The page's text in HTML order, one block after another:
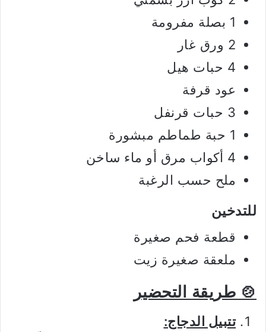
1 بصلة مفرومة
2 ورق غار
4 حبات هيل
عود قرفة
3 حبات قرنفل
1 حبة طماطم مبشورة
4 أكواب مرق أو ماء ساخن
ملح حسب الرغبة
للتدخين
قطعة فحم صغيرة
ملعقة صغيرة زيت
🍲 طريقة التحضير
تتبيل الدجاج: